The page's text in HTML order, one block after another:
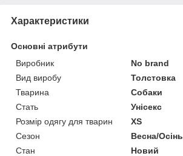
Характеристики
Основні атрибути
Виробник
No brand
Вид виробу
Толстовка
Тварина
Собаки
Стать
Унісекс
Розмір одягу для тварин
XS
Сезон
Весна/Осінь
Стан
Новий